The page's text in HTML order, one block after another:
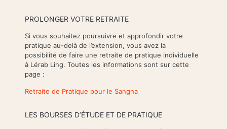
PROLONGER VOTRE RETRAITE
Si vous souhaitez poursuivre et approfondir votre
pratique au-delà de l’extension, vous avez la
possibilité de faire une retraite de pratique individuelle
à Lérab Ling. Toutes les informations sont sur cette
page :
Retraite de Pratique pour le Sangha
LES BOURSES D’ÉTUDE ET DE PRATIQUE